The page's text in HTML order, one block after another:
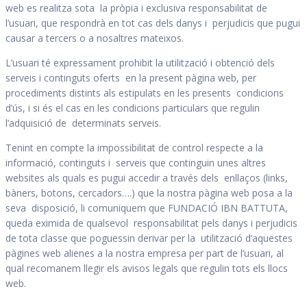
web es realitza sota la pròpia i exclusiva responsabilitat de
l’usuari, que respondrà en tot cas dels danys i perjudicis que pugui
causar a tercers o a nosaltres mateixos.
L’usuari té expressament prohibit la utilització i obtenció dels
serveis i continguts oferts en la present pàgina web, per
procediments distints als estipulats en les presents condicions
d’ús, i si és el cas en les condicions particulars que regulin
l’adquisició de determinats serveis.
Tenint en compte la impossibilitat de control respecte a la
informació, continguts i serveis que continguin unes altres
websites als quals es pugui accedir a través dels enllaços (links,
bàners, botons, cercadors….) que la nostra pàgina web posa a la
seva disposició, li comuniquem que FUNDACIÓ IBN BATTUTA,
queda eximida de qualsevol responsabilitat pels danys i perjudicis
de tota classe que poguessin derivar per la utilització d’aquestes
pàgines web alienes a la nostra empresa per part de l’usuari, al
qual recomanem llegir els avisos legals que regulin tots els llocs
web.